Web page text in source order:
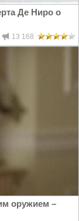
Де Ниро о
13 168
оружием –